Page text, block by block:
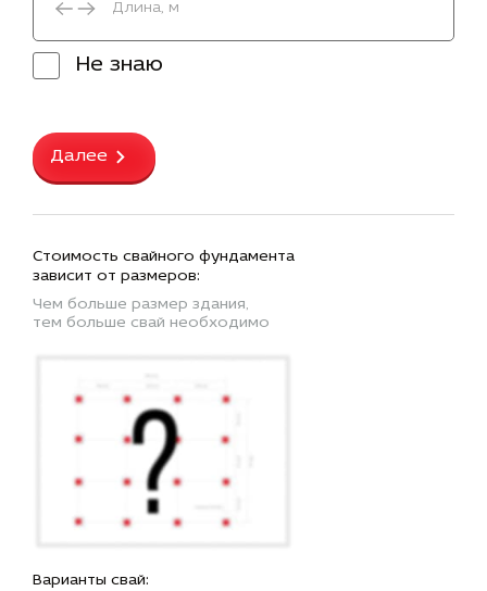
Не знаю
Далее
Стоимость свайного фундамента
зависит от размеров:
Чем больше размер здания,
тем больше свай необходимо
Варианты свай: